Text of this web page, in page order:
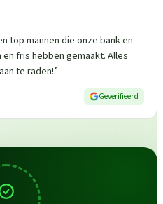
top mannen die onze bank en
fris hebben gemaakt. Alles
te raden!”
Geverifieerd